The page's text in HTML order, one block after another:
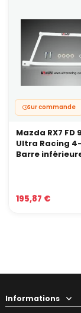
Sur commande
Mazda RX7 FD
Ultra Racing
Barre
195,87 €
Informations